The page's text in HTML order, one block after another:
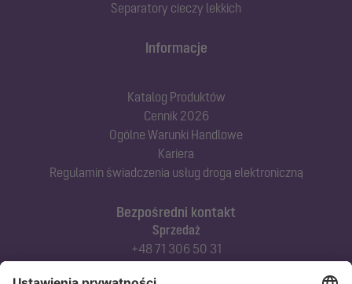
Separatory cieczy lekkich
Bezpośredni kontakt
Sprzedaż
+48 71 306 50 31
Doradztwo techniczne
Informacje
Katalog Produktów
Cennik 2026
Ogólne Warunki Handlowe
Kariera
Regulamin świadczenia usług drogą elektroniczną